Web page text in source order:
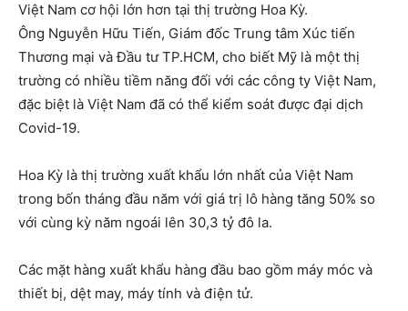
Việt Nam cơ hội lớn hơn tại thị trường Hoa Kỳ.
Ông Nguyễn Hữu Tiến, Giám đốc Trung tâm Xúc tiến
Thương mại và Đầu tư TP.HCM, cho biết Mỹ là một thị
trường có nhiều tiềm năng đối với các công ty Việt Nam,
đặc biệt là Việt Nam đã có thể kiểm soát được đại dịch
Covid-19.
Hoa Kỳ là thị trường xuất khẩu lớn nhất của Việt Nam
trong bốn tháng đầu năm với giá trị lô hàng tăng 50% so
với cùng kỳ năm ngoái lên 30,3 tỷ đô la.
Các mặt hàng xuất khẩu hàng đầu bao gồm máy móc và
thiết bị, dệt may, máy tính và điện tử.